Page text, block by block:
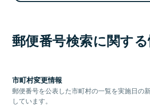
郵便番号検索に関す
市町村変更情報
郵便番号を公表した市町村の一覧を実施日の
しています。